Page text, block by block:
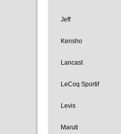
Jeff
Kensho
Lancast
LeCoq Sportif
Levis
Maruti